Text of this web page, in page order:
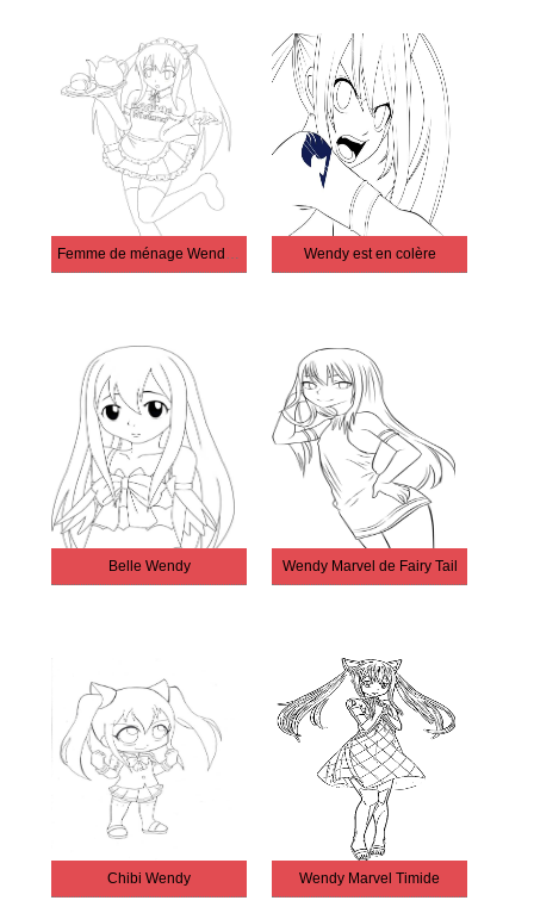
Femme de ménage Wendy Marvel Wendy est en colère
Belle Wendy Wendy Marvel de Fairy Tail
Chibi Wendy Wendy Marvel Timide